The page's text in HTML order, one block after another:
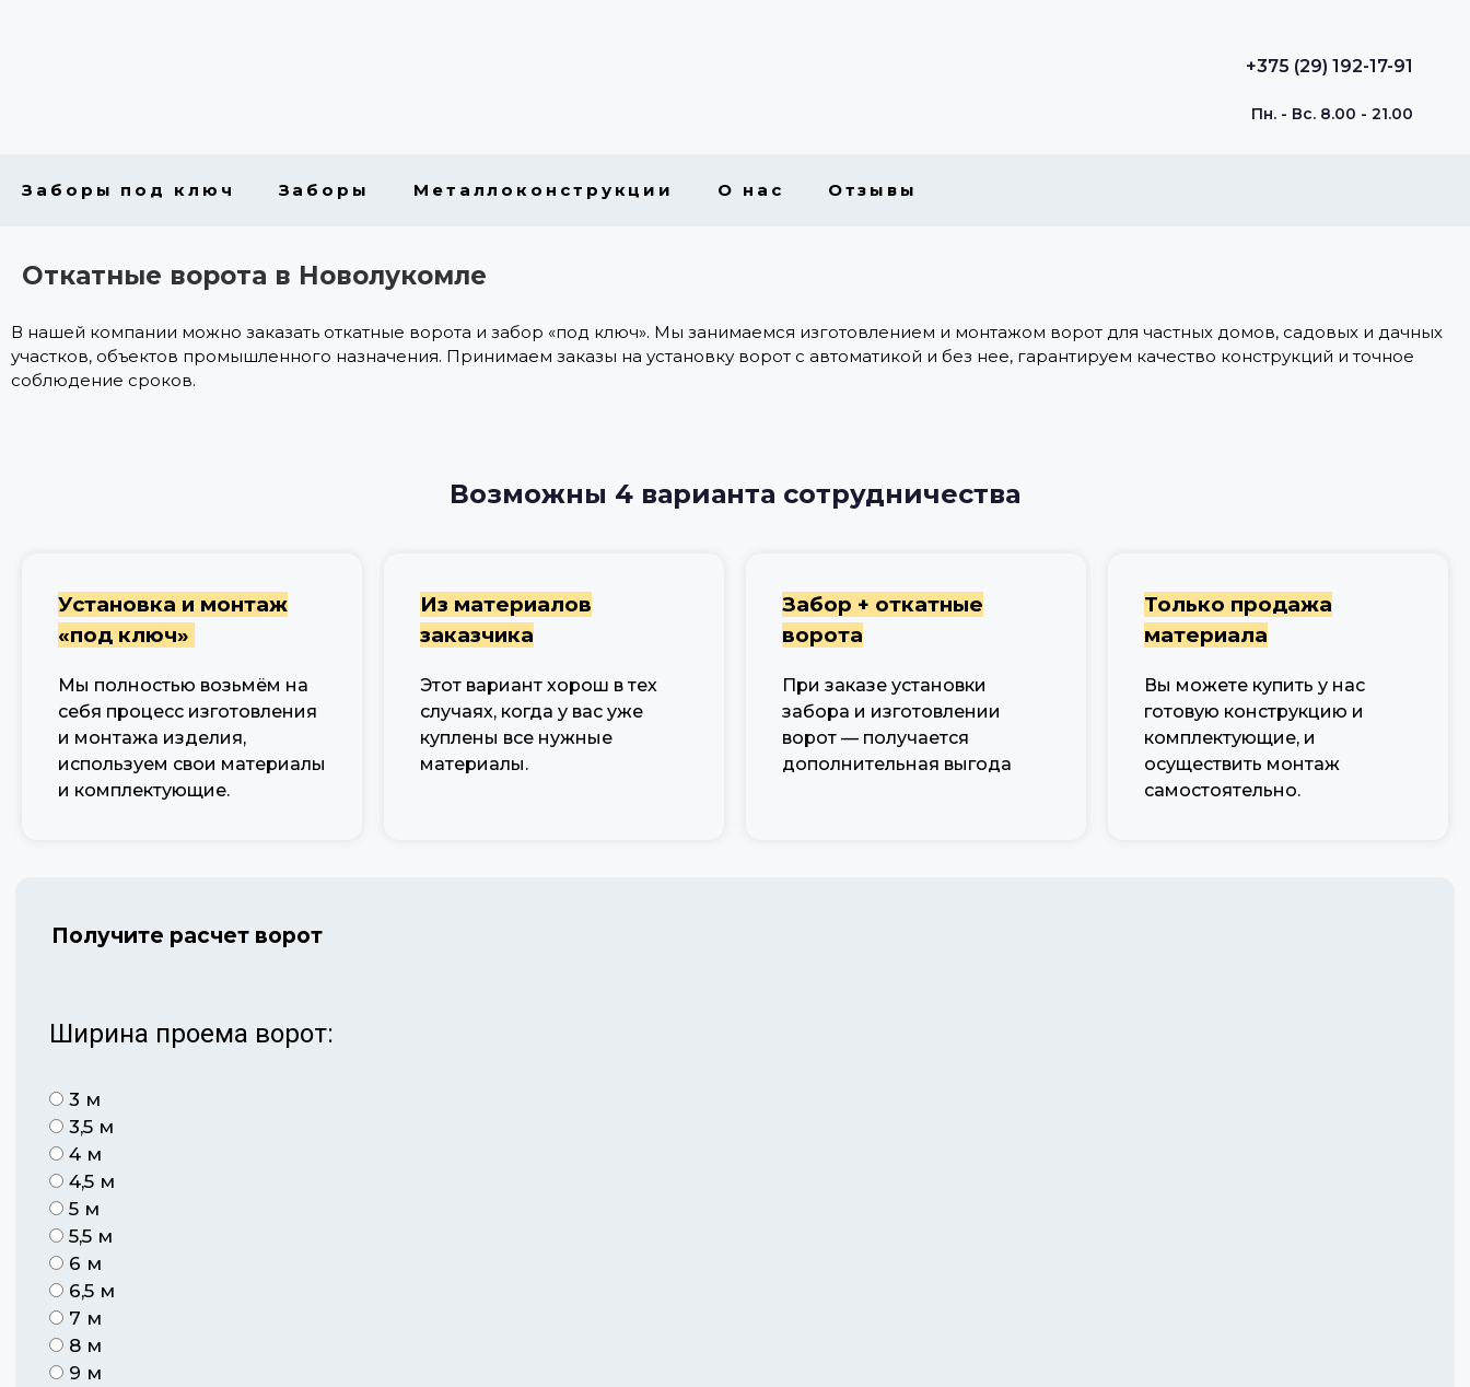
+375 (29) 192-17-91
Пн. - Вс. 8.00 - 21.00
Заборы под ключ Заборы Металлоконструкции О нас Отзывы
Откатные ворота в Новолукомле
В нашей компании можно заказать откатные ворота и забор «под ключ». Мы занимаемся изготовлением и монтажом ворот для частных домов, садовых и дачных
участков, объектов промышленного назначения. Принимаем заказы на установку ворот с автоматикой и без нее, гарантируем качество конструкций и точное
соблюдение сроков.
Возможны 4 варианта сотрудничества
Установка и монтаж
«под ключ»
Мы полностью возьмём на
себя процесс изготовления
и монтажа изделия,
используем свои материалы
и комплектующие.
Из материалов
заказчика
Этот вариант хорош в тех
случаях, когда у вас уже
куплены все нужные
материалы.
Забор + откатные
ворота
При заказе установки
забора и изготовлении
ворот — получается
дополнительная выгода
Только продажа
материала
Вы можете купить у нас
готовую конструкцию и
комплектующие, и
осуществить монтаж
самостоятельно.
Получите расчет ворот
Ширина проема ворот:
3 м
3,5 м
4 м
4,5 м
5 м
5,5 м
6 м
6,5 м
7 м
8 м
9 м